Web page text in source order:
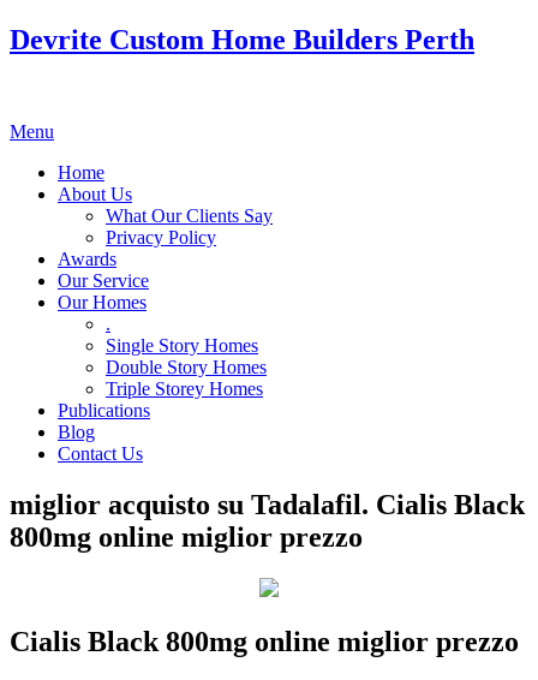
Devrite Custom Home Builders Perth
Menu
Home
About Us
What Our Clients Say
Privacy Policy
Awards
Our Service
Our Homes
.
Single Story Homes
Double Story Homes
Triple Storey Homes
Publications
Blog
Contact Us
miglior acquisto su Tadalafil. Cialis Black
800mg online miglior prezzo
Cialis Black 800mg online miglior prezzo